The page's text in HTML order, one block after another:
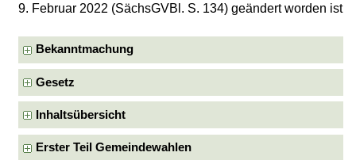
9. Februar 2022 (SächsGVBl. S. 134) geändert worden ist
Bekanntmachung
Gesetz
Inhaltsübersicht
Erster Teil Gemeindewahlen